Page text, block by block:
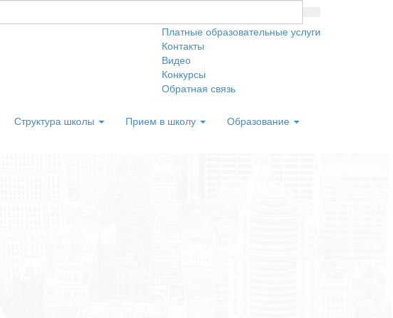
Платные образовательные услуги
Контакты
Видео
Конкурсы
Обратная связь
Структура школы Прием в школу Образование